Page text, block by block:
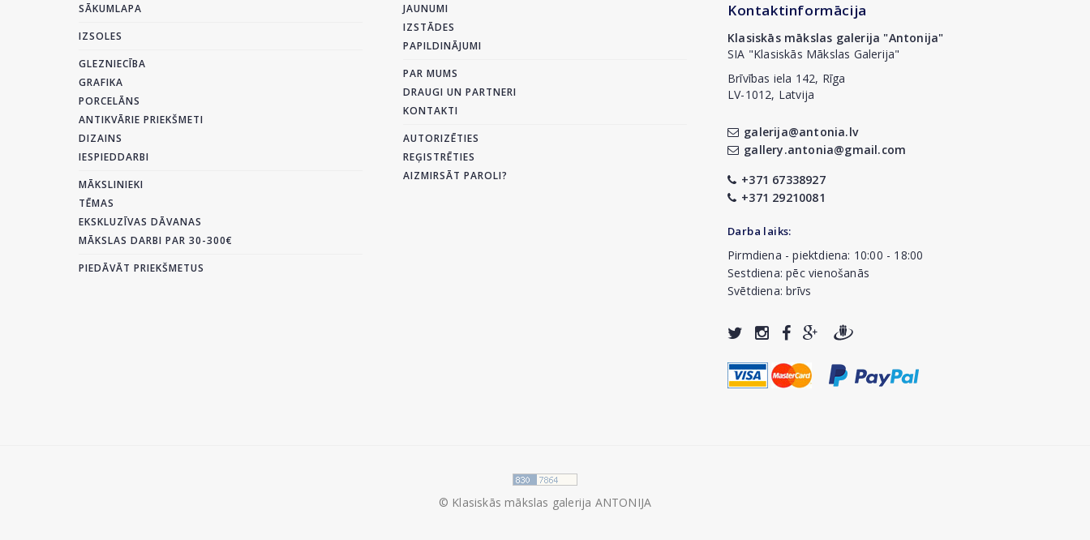
SĀKUMLAPA
IZSOLES
GLEZNIECĪBA
GRAFIKA
PORCELĀNS
ANTIKVĀRIE PRIEKŠMETI
DIZAINS
IESPIEDDARBI
MĀKSLINIEKI
TĒMAS
EKSKLUZĪVAS DĀVANAS
MĀKSLAS DARBI PAR 30-300€
PIEDĀVĀT PRIEKŠMETUS
JAUNUMI
IZSTĀDES
PAPILDINĀJUMI
PAR MUMS
DRAUGI UN PARTNERI
KONTAKTI
AUTORIZĒTIES
REĢISTRĒTIES
AIZMIRSĀT PAROLI?
Kontaktinformācija
Klasiskās mākslas galerija "Antonija"
SIA "Klasiskās Mākslas Galerija"
Brīvības iela 142, Rīga
LV-1012, Latvija
galerija@antonia.lv
gallery.antonia@gmail.com
+371 67338927
+371 29210081
Darba laiks:
Pirmdiena - piektdiena: 10:00 - 18:00
Sestdiena: pēc vienošanās
Svētdiena: brīvs
© Klasiskās mākslas galerija ANTONIJA